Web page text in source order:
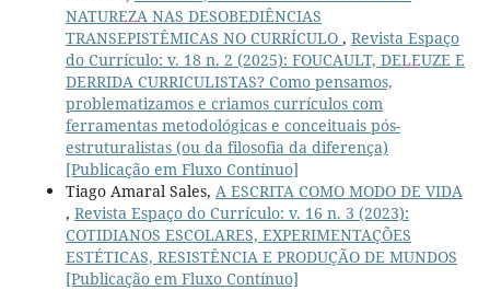
NATUREZA NAS DESOBEDIÊNCIAS
TRANSEPISTÊMICAS NO CURRÍCULO , Revista Espaço
do Currículo: v. 18 n. 2 (2025): FOUCAULT, DELEUZE E
DERRIDA CURRICULISTAS? Como pensamos,
problematizamos e criamos currículos com
ferramentas metodológicas e conceituais pós-
estruturalistas (ou da filosofia da diferença)
[Publicação em Fluxo Contínuo]
Tiago Amaral Sales, A ESCRITA COMO MODO DE VIDA
, Revista Espaço do Currículo: v. 16 n. 3 (2023):
COTIDIANOS ESCOLARES, EXPERIMENTAÇÕES
ESTÉTICAS, RESISTÊNCIA E PRODUÇÃO DE MUNDOS
[Publicação em Fluxo Contínuo]